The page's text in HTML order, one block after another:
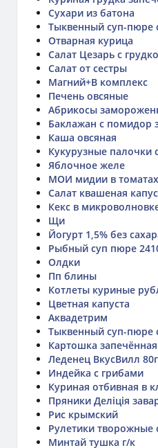
Сухари из батона
Тыквенный суп-пюре
Отварная курица
Салат Цезарь с
Салат от сестры
Магний+В комплекс
Печень овсяные
Абрикосы
Баклажан с помидор
Каша овсяная
Кукурузные палочки
Яблочное желе
МОИ мидии в томатах
Салат квашеная
Кекс в
Щи
Йогурт 1,5% без
Рыбный суп пюре
Олдки
Пп блины
Котлеты куриные
Цветная капуста
Аквадетрим
Тыквенный суп-пюре
Картошка
Леденец ВкусВилл
Индейка с грибами
Куриная отбивная в
Пряники Деліція
Рис крымский
Рулетики творожные
Минтай тушка г/к